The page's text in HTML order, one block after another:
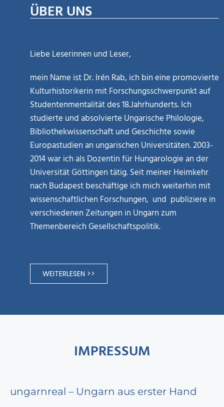
ÜBER UNS
Liebe Leserinnen und Leser,
mein Name ist Dr. Irén Rab, ich bin eine promovierte
Kulturhistorikerin mit Forschungsschwerpunkt auf
Studentenmentalität des 18.Jahrhunderts. Ich
studierte und absolvierte Ungarische Philologie,
Bibliothekwissenschaft und Geschichte sowie
Europastudien an ungarischen Universitäten. 2003-
2014 war ich als Dozentin für Hungarologie an der
Universität Göttingen tätig. Seit meiner Heimkehr
nach Budapest beschäftige ich mich weiterhin mit
wissenschaftlichen Forschungen, und publiziere in
verschiedenen Zeitungen in Ungarn zum
Themenbereich Gesellschaftspolitik.
WEITERLESEN >>
IMPRESSUM
ungarnreal – Ungarn aus erster Hand